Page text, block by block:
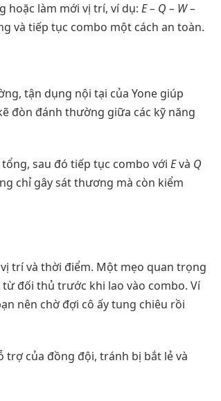
làm mới vị trí, ví dụ: E – Q – W –
và tiếp tục combo một cách an toàn.
tận dụng nội tại của Yone giúp
đòn đánh thường giữa các kỹ năng
sau đó tiếp tục combo với Evà Q
chỉ gây sát thương mà còn kiểm
trí và thời điểm. Một mẹo quan trọng
đối thủ trước khi lao vào combo. Ví
nên chờ đợi cô ấy tung chiêu rồi
trợ của đồng đội, tránh bị bắt lẻ và